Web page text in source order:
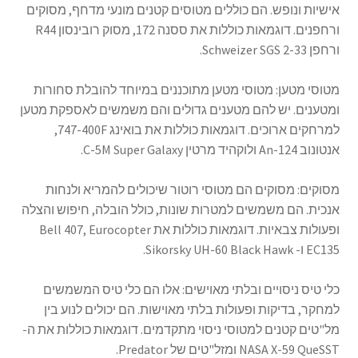
אישיות ונופש. הם כוללים מטוסים קטנים מונעי מדחף, מסוקים
ורחפנים. דוגמאות כוללות את ססנה 172, מסוק רובינסון R44
ורחפן Schweizer SGS 2-33.
מטוסי מטען: מטוסי מטען מתוכננים במיוחד להובלת סחורות
ומטענים. יש להם מטענים גדולים והם משמשים לאספקת מטען
למרחקים ארוכים. דוגמאות כוללות את בואינג 747-400F,
אנטונוב An-124 ולוקהיד מרטין C-5M Super Galaxy.
מסוקים: מסוקים הם מטוסי רוטור שיכולים להמריא ולנחות
אנכית. הם משמשים למטרות שונות, כולל הובלה, חיפוש והצלה
ופעולות צבאיות. דוגמאות כוללות את Bell 407, Eurocopter
EC135 ו- Sikorsky UH-60 Black Hawk.
כלי טיס ניסויים ובלתי מאוישים: אלו הם כלי טיס המשמשים
למחקר, בדיקות ופעולות בלתי מאוישות. הם יכולים לנוע בין
מל"טים קטנים למטוסי ניסוי מתקדמים. דוגמאות כוללות את ה-
NASA X-59 QueSST ומזל"טים של Predator.